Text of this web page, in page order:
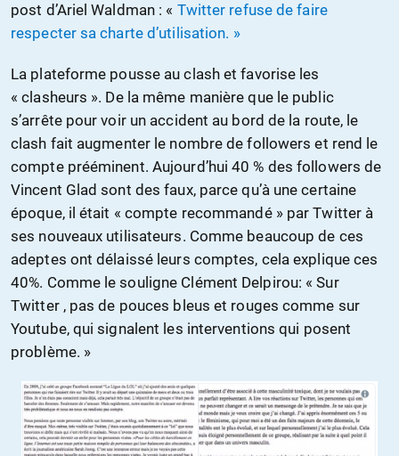
post d’Ariel Waldman : « Twitter refuse de faire
respecter sa charte d’utilisation. »
La plateforme pousse au clash et favorise les
« clasheurs ». De la même manière que le public
s’arrête pour voir un accident au bord de la route, le
clash fait augmenter le nombre de followers et rend le
compte prééminent. Aujourd’hui 40 % des followers de
Vincent Glad sont des faux, parce qu’à une certaine
époque, il était « compte recommandé » par Twitter à
ses nouveaux utilisateurs. Comme beaucoup de ces
adeptes ont délaissé leurs comptes, cela explique ces
40%. Comme le souligne Clément Delpirou: « Sur
Twitter , pas de pouces bleus et rouges comme sur
Youtube, qui signalent les interventions qui posent
problème. »